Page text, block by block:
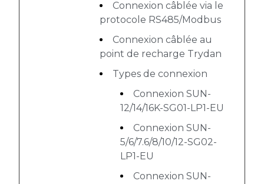
Connexion câblée via le
protocole RS485/Modbus
Connexion câblée au
point de recharge Trydan
Types de connexion
Connexion SUN-
12/14/16K-SG01-LP1-EU
Connexion SUN-
5/6/7.6/8/10/12-SG02-
LP1-EU
Connexion SUN-